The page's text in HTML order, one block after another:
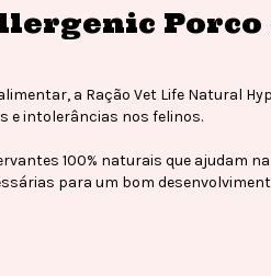
Porco
a Ração Vet Life Natural
e intolerâncias nos felinos.
100% naturais que ajudam
para um bom